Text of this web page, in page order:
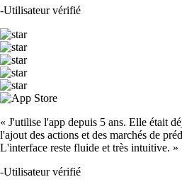
-Utilisateur vérifié
« J'utilise l'app depuis 5 ans. Elle était
l'ajout des actions et des marchés de
L'interface reste fluide et très intuitive. »
-Utilisateur vérifié